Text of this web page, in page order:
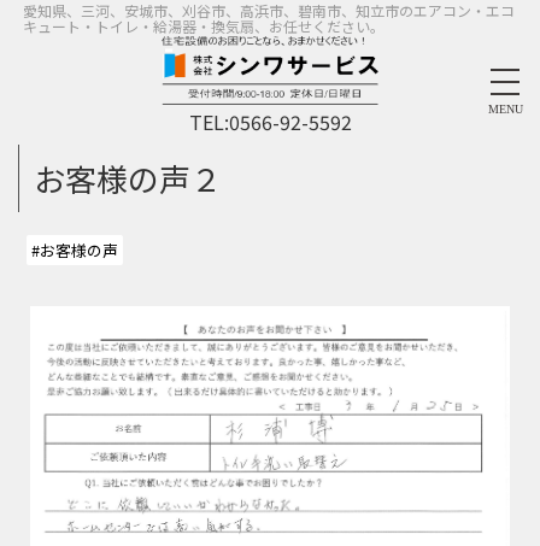
愛知県、三河、安城市、刈谷市、高浜市、碧南市、知立市のエアコン・エコ
キュート・トイレ・給湯器・換気扇、お任せください。
MENU
TEL:0566-92-5592
お客様の声２
#お客様の声